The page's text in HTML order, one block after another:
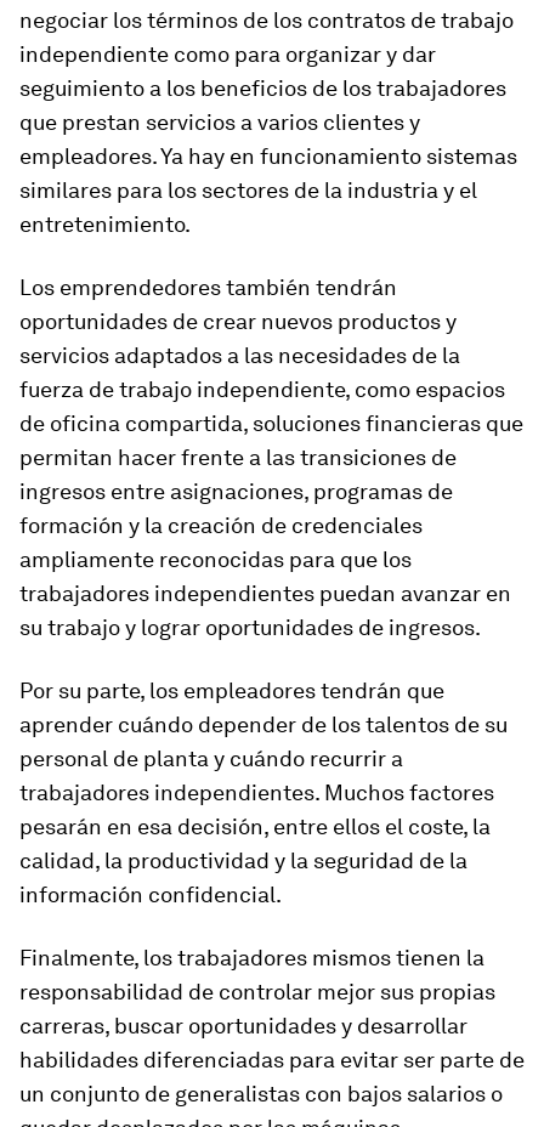
negociar los términos de los contratos de trabajo
independiente como para organizar y dar
seguimiento a los beneficios de los trabajadores
que prestan servicios a varios clientes y
empleadores. Ya hay en funcionamiento sistemas
similares para los sectores de la industria y el
entretenimiento.
Los emprendedores también tendrán
oportunidades de crear nuevos productos y
servicios adaptados a las necesidades de la
fuerza de trabajo independiente, como espacios
de oficina compartida, soluciones financieras que
permitan hacer frente a las transiciones de
ingresos entre asignaciones, programas de
formación y la creación de credenciales
ampliamente reconocidas para que los
trabajadores independientes puedan avanzar en
su trabajo y lograr oportunidades de ingresos.
Por su parte, los empleadores tendrán que
aprender cuándo depender de los talentos de su
personal de planta y cuándo recurrir a
trabajadores independientes. Muchos factores
pesarán en esa decisión, entre ellos el coste, la
calidad, la productividad y la seguridad de la
información confidencial.
Finalmente, los trabajadores mismos tienen la
responsabilidad de controlar mejor sus propias
carreras, buscar oportunidades y desarrollar
habilidades diferenciadas para evitar ser parte de
un conjunto de generalistas con bajos salarios o